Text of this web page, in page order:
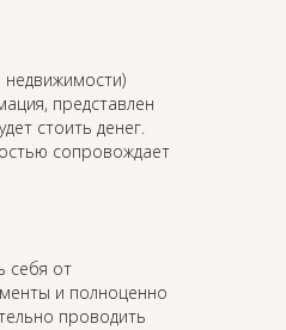
недвижимости)
представлен
стоить денег.
сопровождает
себя от
и полноценно
проводить